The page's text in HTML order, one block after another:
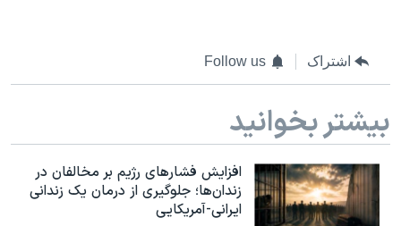
اشتراک Follow us
بیشتر بخوانید
افزایش فشارهای رژیم بر مخالفان در
زندان‌ها؛ جلوگیری از درمان یک زندانی
ایرانی-آمریکایی